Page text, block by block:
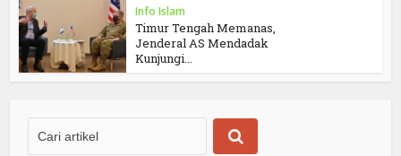
Info Islam
Timur Tengah Memanas,
Jenderal AS Mendadak
Kunjungi...